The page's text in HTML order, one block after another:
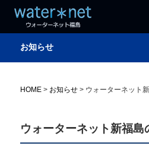
お知らせ
HOME> お知らせ> ウォーターネット
ウォーターネット新福